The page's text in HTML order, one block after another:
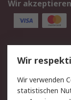
Wir
Service
Value Added
Hilfe
Wir
Wir verwenden
statistischen